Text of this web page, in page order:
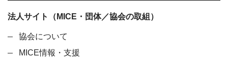
法人サイト（MICE・団体／協会の取組）
協会について
MICE情報・支援